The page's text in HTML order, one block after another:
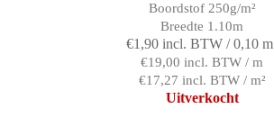
Boordstof 250g/m²
Breedte 1.10m
€1,90 incl. BTW / 0,10 m
€19,00 incl. BTW / m
€17,27 incl. BTW / m²
Uitverkocht